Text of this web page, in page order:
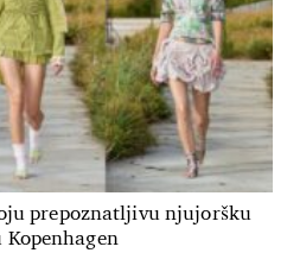
prepoznatljivu njujoršku